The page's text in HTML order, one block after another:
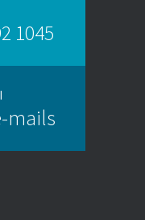
1045
mails